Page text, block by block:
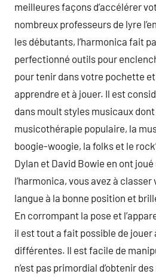
meilleures façons d’accélérer
nombreux professeurs de lyre
les débutants, l’harmonica fait
perfectionné outils pour
pour tenir dans votre pochette
apprendre et à jouer. Il est
dans moult styles musicaux dont
musicothérapie populaire, la
boogie-woogie, la folks et le
Dylan et David Bowie en ont
l’harmonica, vous avez à
langue à la bonne position et
En corrompant la pose et
il est tout a fait possible de jouer
différentes. Il est facile de
n’est pas primordial d’obtenir